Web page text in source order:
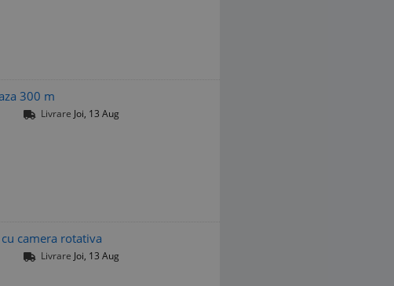
300 m
Livrare Joi, 13 Aug
camera rotativa
Livrare Joi, 13 Aug